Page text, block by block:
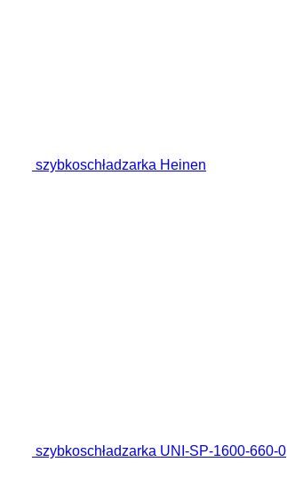
szybkoschładzarka Heinen
szybkoschładzarka UNI-SP-1600-660-0